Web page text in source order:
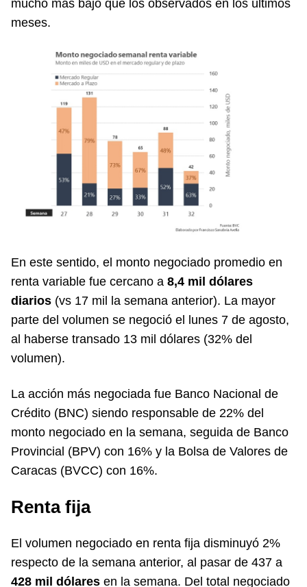
mucho más bajo que los observados en los últimos
meses.
En este sentido, el monto negociado promedio en
renta variable fue cercano a 8,4 mil dólares
diarios (vs 17 mil la semana anterior). La mayor
parte del volumen se negoció el lunes 7 de agosto,
al haberse transado 13 mil dólares (32% del
volumen).
La acción más negociada fue Banco Nacional de
Crédito (BNC) siendo responsable de 22% del
monto negociado en la semana, seguida de Banco
Provincial (BPV) con 16% y la Bolsa de Valores de
Caracas (BVCC) con 16%.
Renta fija
El volumen negociado en renta fija disminuyó 2%
respecto de la semana anterior, al pasar de 437 a
428 mil dólares en la semana. Del total negociado